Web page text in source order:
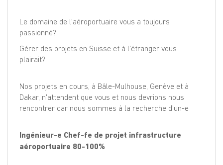
Le domaine de l'aéroportuaire vous a toujours
passionné?
Gérer des projets en Suisse et à l'étranger vous
plairait?
Nos projets en cours, à Bâle-Mulhouse, Genève et à
Dakar, n'attendent que vous et nous devrions nous
rencontrer car nous sommes à la recherche d'un-e
Ingénieur-e Chef-fe de projet infrastructure
aéroportuaire 80-100%